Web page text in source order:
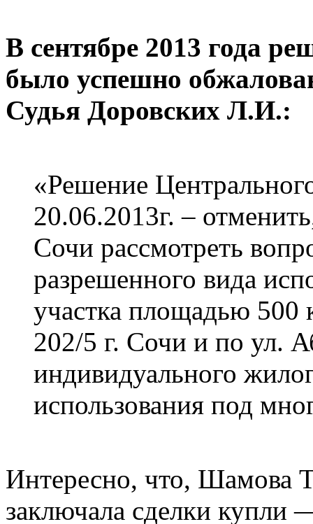
В сентябре 2013 года
было успешно
Судья Доровских Л.И.:
«Решение
20.06.2013г. –
Сочи рассмотреть
разрешенного вида
участка площадью
202/5 г. Сочи и по ул.
индивидуального
использования под
Интересно, что, Шамова
заключала сделки купли